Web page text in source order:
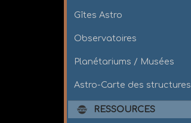
Gîtes Astro
Observatoires
Planétariums / Musées
Astro-Carte des structures
RESSOURCES